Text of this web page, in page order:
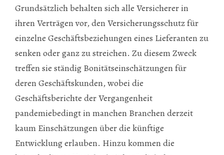
Grundsätzlich behalten sich alle Versicherer in
ihren Verträgen vor, den Versicherungsschutz für
einzelne Geschäftsbeziehungen eines Lieferanten zu
senken oder ganz zu streichen. Zu diesem Zweck
treffen sie ständig Bonitätseinschätzungen für
deren Geschäftskunden, wobei die
Geschäftsberichte der Vergangenheit
pandemiebedingt in manchen Branchen derzeit
kaum Einschätzungen über die künftige
Entwicklung erlauben. Hinzu kommen die